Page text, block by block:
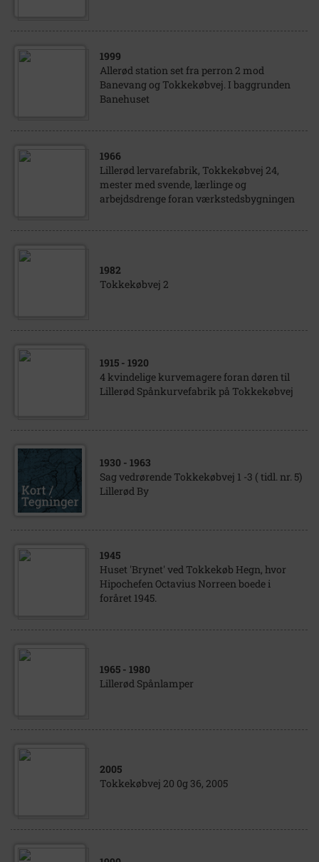
1999
Allerød station set fra perron 2 mod
Banevang og Tokkekøbvej. I baggrunden
Banehuset
1966
Lillerød lervarefabrik, Tokkekøbvej 24,
mester med svende, lærlinge og
arbejdsdrenge foran værkstedsbygningen
1982
Tokkekøbvej 2
1915 - 1920
4 kvindelige kurvemagere foran døren til
Lillerød Spånkurvefabrik på Tokkekøbvej
1930 - 1963
Sag vedrørende Tokkekøbvej 1 -3 ( tidl. nr. 5)
Lillerød By
1945
Huset 'Brynet' ved Tokkekøb Hegn, hvor
Hipochefen Octavius Norreen boede i
foråret 1945.
1965 - 1980
Lillerød Spånlamper
2005
Tokkekøbvej 20 0g 36, 2005